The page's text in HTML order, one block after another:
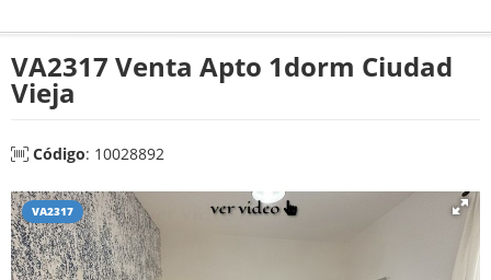
VA2317 Venta Apto 1dorm Ciudad
Vieja
Código: 10028892
VA2317